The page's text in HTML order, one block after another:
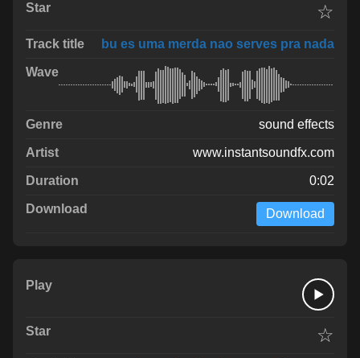
☆
bu es uma merda nao serves pra nada
sound effects
www.instantsoundfx.com
0:02
Download
☆